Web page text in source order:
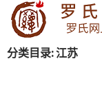
SKIP TO CONTENT
分类目录: 江苏